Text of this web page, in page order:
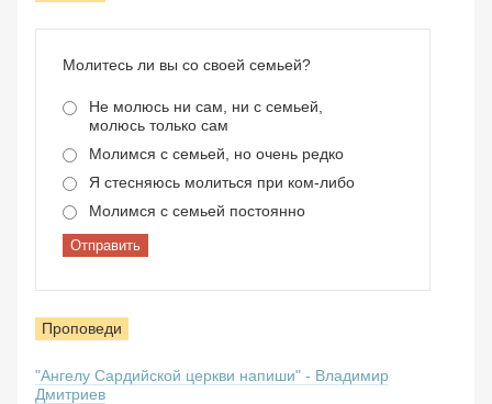
Молитесь ли вы со своей семьей?
Не молюсь ни сам, ни с семьей,
молюсь только сам
Молимся с семьей, но очень редко
Я стесняюсь молиться при ком-либо
Молимся с семьей постоянно
Отправить
Проповеди
"Ангелу Сардийской церкви напиши" - Владимир
Дмитриев